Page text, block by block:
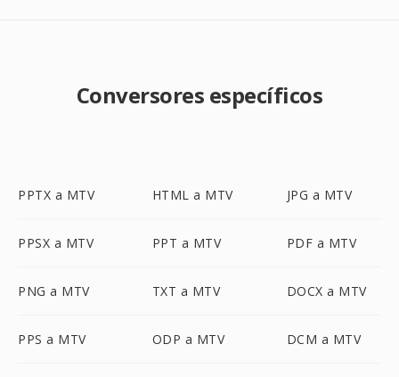
Conversores específicos
PPTX a MTV HTML a MTV JPG a MTV
PPSX a MTV PPT a MTV PDF a MTV
PNG a MTV TXT a MTV DOCX a MTV
PPS a MTV ODP a MTV DCM a MTV